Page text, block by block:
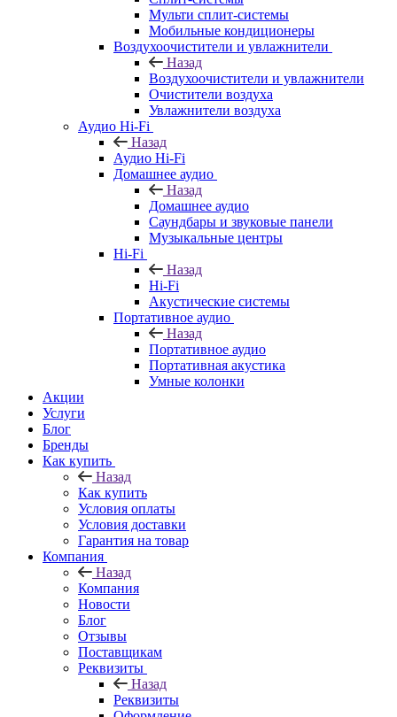
Мульти сплит-системы
Мобильные кондиционеры
Воздухоочистители и увлажнители
Назад
Воздухоочистители и увлажнители
Очистители воздуха
Увлажнители воздуха
Аудио Hi-Fi
Назад
Аудио Hi-Fi
Домашнее аудио
Назад
Домашнее аудио
Саундбары и звуковые панели
Музыкальные центры
Hi-Fi
Назад
Hi-Fi
Акустические системы
Портативное аудио
Назад
Портативное аудио
Портативная акустика
Умные колонки
Акции
Услуги
Блог
Бренды
Как купить
Назад
Как купить
Условия оплаты
Условия доставки
Гарантия на товар
Компания
Назад
Компания
Новости
Блог
Отзывы
Поставщикам
Реквизиты
Назад
Реквизиты